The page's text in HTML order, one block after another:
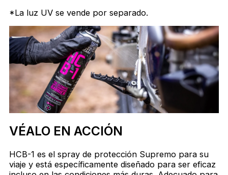
*La luz UV se vende por separado.
VÉALO EN ACCIÓN
HCB-1 es el spray de protección Supremo para su
viaje y está específicamente diseñado para ser eficaz